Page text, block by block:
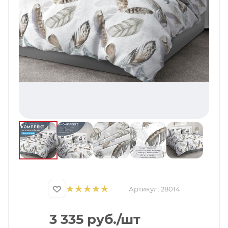
Артикул: 28014
3 335 руб./шт